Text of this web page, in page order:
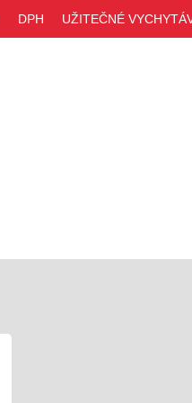
DPH UŽITEČNÉ